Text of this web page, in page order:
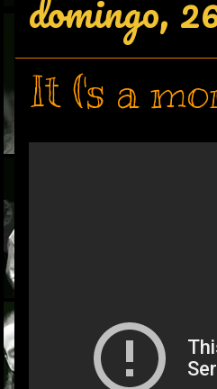
It ('s a